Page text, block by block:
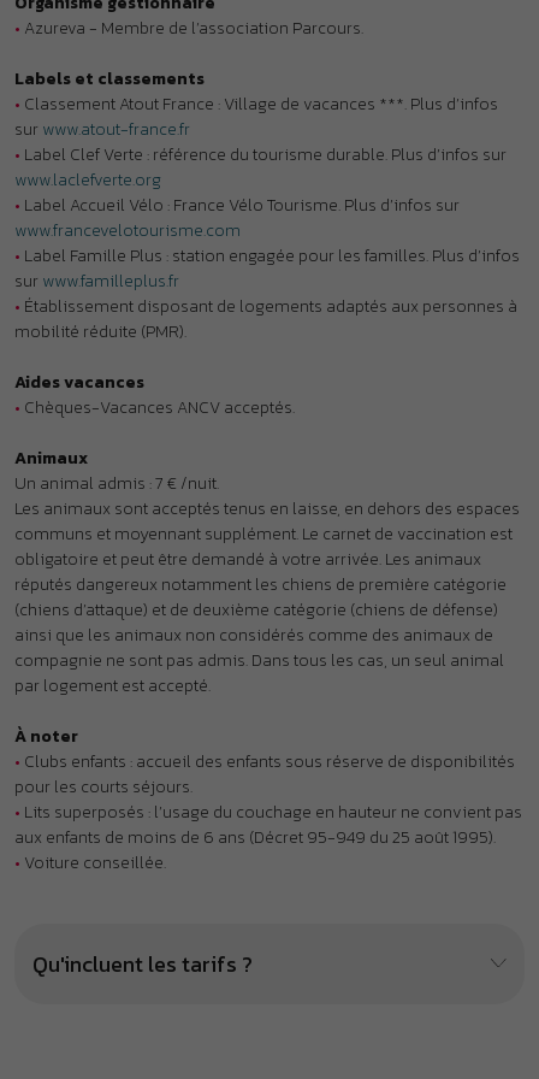
mobilité réduite (PMR).
Aides vacances
• Chèques-Vacances ANCV acceptés.
Animaux
Un animal admis : 7 € /nuit.
Les animaux sont acceptés tenus en laisse, en dehors des espaces
communs et moyennant supplément. Le carnet de vaccination est
obligatoire et peut être demandé à votre arrivée. Les animaux
réputés dangereux notamment les chiens de première catégorie
(chiens d’attaque) et de deuxième catégorie (chiens de défense)
ainsi que les animaux non considérés comme des animaux de
par logement est accepté.
•Clubs enfants : accueil des enfants sous réserve de disponibilités
pour les courts séjours.
•Lits superposés : l’usage du couchage en hauteur ne convient pas
aux enfants de moins de 6 ans (Décret 95-949 du 25 août 1995).
•Voiture conseillée.
Qu'incluent les tarifs ?
À proximité : ça pourrait aussi
vous plaire !
.